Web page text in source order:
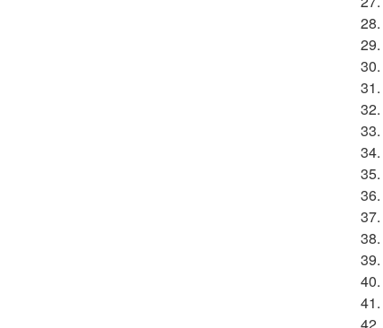
28.
29.
30.
31.
32.
33.
34.
35.
36.
37.
38.
39.
40.
41.